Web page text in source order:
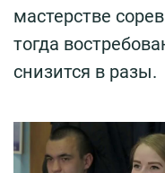
мастерстве
тогда
снизится в разы.